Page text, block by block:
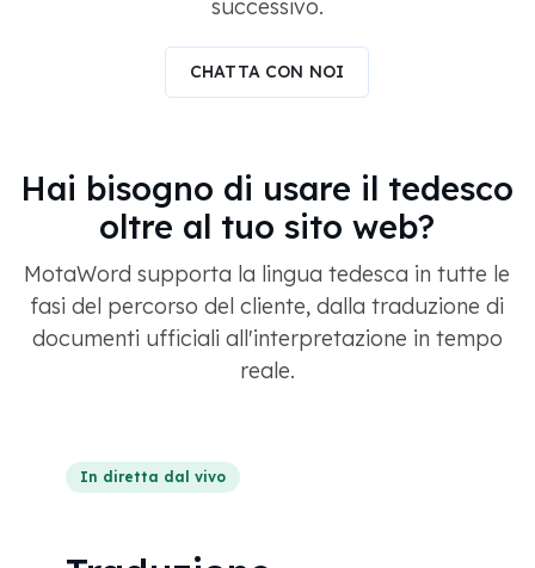
successivo.
CHATTA CON NOI
Hai bisogno di usare il tedesco
oltre al tuo sito web?
MotaWord supporta la lingua tedesca in tutte le
fasi del percorso del cliente, dalla traduzione di
documenti ufficiali all'interpretazione in tempo
reale.
In diretta dal vivo